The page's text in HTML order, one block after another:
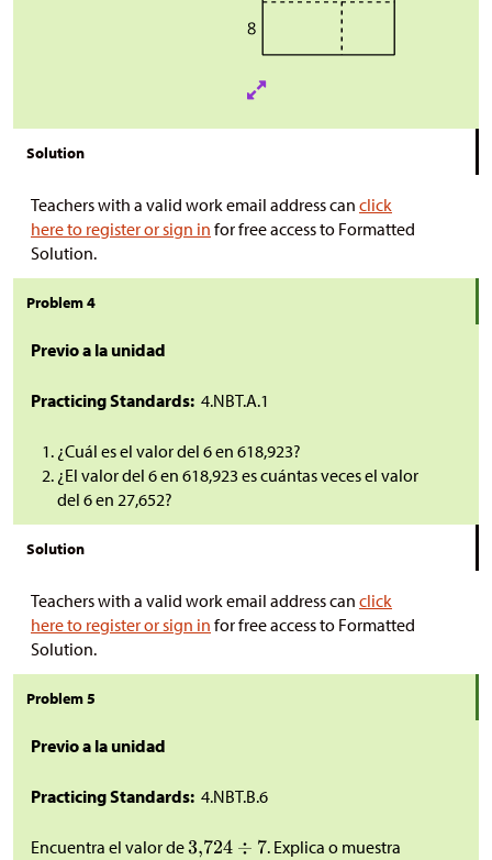
Solution
Teachers with a valid work email address can click
here to register or sign in for free access to Formatted
Solution.
Problem 4
Previo a la unidad
Practicing Standards: 4.NBT.A.1
¿Cuál es el valor del 6 en 618,923?
¿El valor del 6 en 618,923 es cuántas veces el valor
del 6 en 27,652?
Solution
Teachers with a valid work email address can click
here to register or sign in for free access to Formatted
Solution.
Problem 5
Previo a la unidad
Practicing Standards: 4.NBT.B.6
Encuentra el valor de . Explica o muestra